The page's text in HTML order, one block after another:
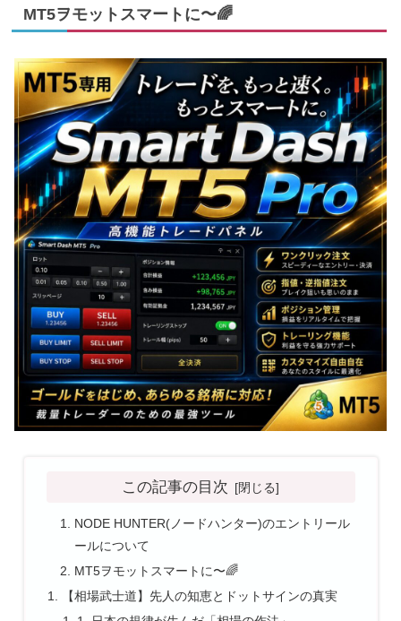
MT5ヲモットスマートに〜🌈
この記事の目次
NODE HUNTER(ノードハンター)のエントリール
ールについて
MT5ヲモットスマートに〜🌈
【相場武士道】先人の知恵とドットサインの真実